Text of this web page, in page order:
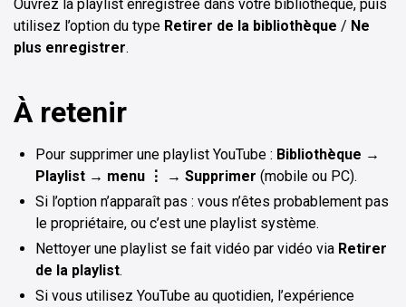
Ouvrez la playlist enregistrée dans votre bibliothèque, puis
utilisez l’option du type Retirer de la bibliothèque / Ne
plus enregistrer.
À retenir
Pour supprimer une playlist YouTube : Bibliothèque →
Playlist → menu ⋮ → Supprimer (mobile ou PC).
Si l’option n’apparaît pas : vous n’êtes probablement pas
le propriétaire, ou c’est une playlist système.
Nettoyer une playlist se fait vidéo par vidéo via Retirer
de la playlist.
Si vous utilisez YouTube au quotidien, l’expérience